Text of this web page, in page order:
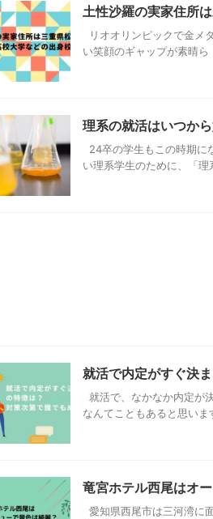
土性沙羅の実家住所
リオオリンピックで金メ
い笑顔のギャップが素晴ら
理系の就活はいつか
24卒の学生もこの時期に
い理系学生のために、「
就活で内定がすぐ決
就活で、なかなか内定が
なんてこともあると思い
竜宮ホテル西尾はオ
愛知県西尾市は三河湾に